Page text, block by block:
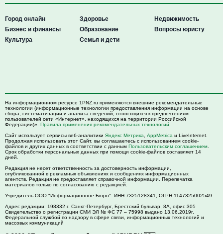
Город онлайн
Бизнес и финансы
Культура
Здоровье
Образование
Семья и дети
Недвижимость
Вопросы юристу
На информационном ресурсе 1PNZ.ru применяются внешние рекомендательные
технологии (информационные технологии предоставления информации на основе
сбора, систематизации и анализа сведений, относящихся к предпочтениям
пользователей сети «Интернет», находящихся на территории Российской
Федерации)». Правила применения рекомендательных технологий
Сайт использует сервисы веб-аналитики Яндекс Метрика AppMetrica и LiveInternet.
Продолжая использовать этот Сайт, вы соглашаетесь с использованием cookie-
файлов и других данных в соответствии с данным Пользовательским соглашением
Срок обработки персональных данных при помощи cookie-файлов составляет 14
дней.
Редакция не несет ответственность за достоверность информации,
опубликованной в рекламных объявлениях и сообщениях информационных
агентств. Редакция не предоставляет справочной информации. Перепечатка
материалов только по согласованию с редакцией.
Учредитель ООО "Информационное Бюро". ИНН 7325128341, ОГРН 1147325002549
Адрес редакции: 198332 г. Санкт-Петербург, Брестский бульвар, 8А, офис 305
Свидетельство о регистрации СМИ ЭЛ № ФС 77 – 75998 выдано 13.06.2019г.
Федеральной службой по надзору в сфере связи, информационных технологий и
массовых коммуникаций